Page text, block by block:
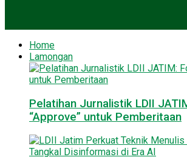
Home
Lamongan
Pelatihan Jurnalistik LDII
“Approve” untuk Pemberitaan